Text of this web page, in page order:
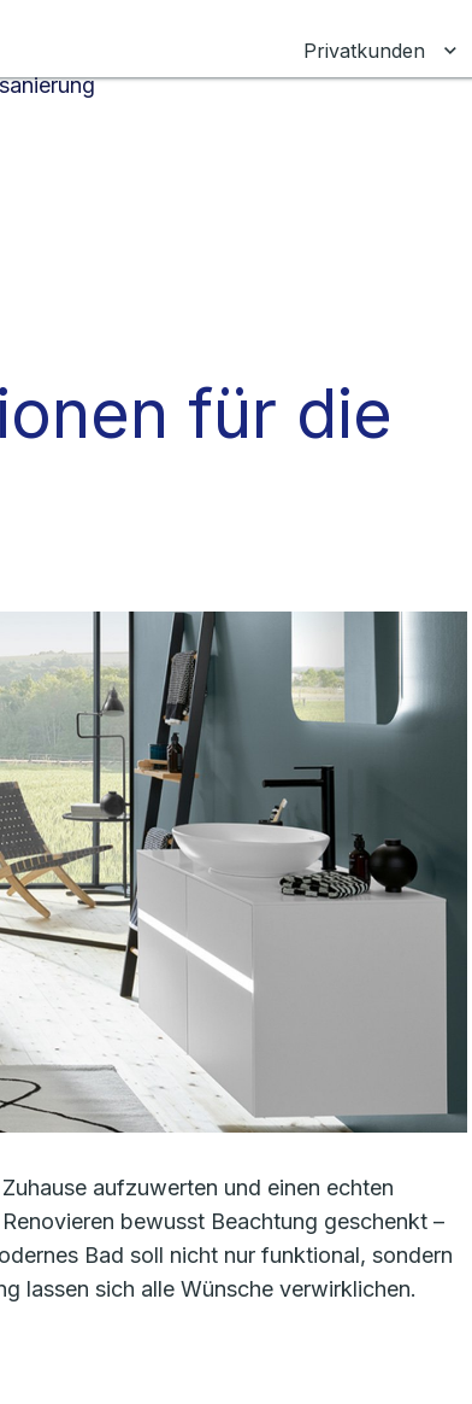
Privatkunden
für die
aufzuwerten und einen echten
bewusst Beachtung geschenkt –
Bad soll nicht nur funktional, sondern
lassen sich alle Wünsche verwirklichen.